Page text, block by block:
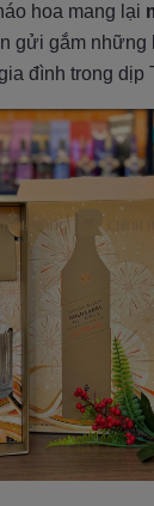
hoa mang lại
gửi gắm những
đình trong dịp